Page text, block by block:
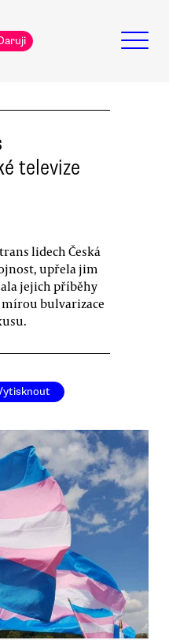
televize
lidech Česká
upřela jim
jejich příběhy
bulvarizace